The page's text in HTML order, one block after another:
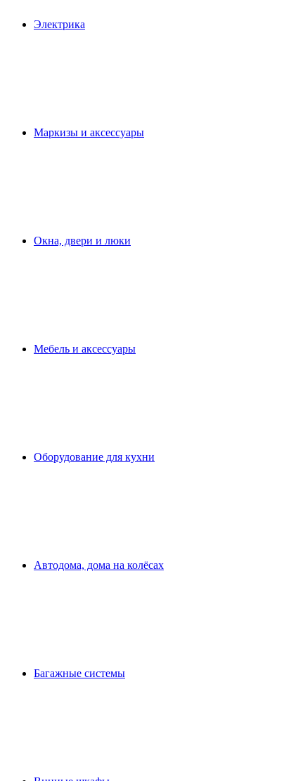
Электрика
Маркизы и аксессуары
Окна, двери и люки
Мебель и аксессуары
Оборудование для кухни
Автодома, дома на колёсах
Багажные системы